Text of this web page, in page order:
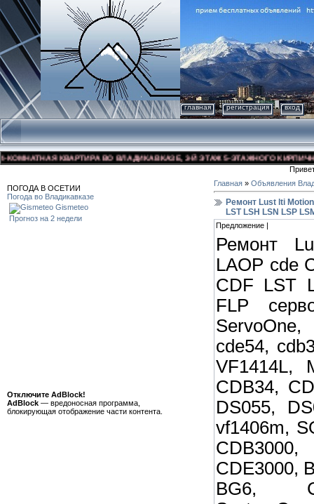
главная регистрация вход
КВАРТИРА ВО ВЛАДИКАВКАЗЕ, 3-Й ЭТАЖ 5-ЭТАЖНОГО
ПОГОДА В ОСЕТИИ
Погода во Владикавказе
Gismeteo
Прогноз на 2 недели
Отключите AdBlock!
AdBlock — вредоносная программа,
блокирующая отображение части контента.
Главная » Объявления
Ремонт Lust lti
LST LSH LSN LSP
Предложение |
Ремонт
LAOP cde
CDF LST
FLP
cde54,
VF1414L,
CDB34,
DS055,
vf1406m,
CDB3000,
CDE3000,
BG6,